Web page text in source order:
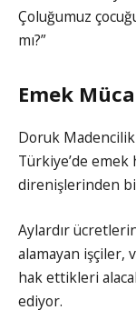
Çoluğumuz
mı?”
Emek
Doruk
Türkiye’de
direnişlerinden
Aylardır
alamayan
hak ettikleri
ediyor.